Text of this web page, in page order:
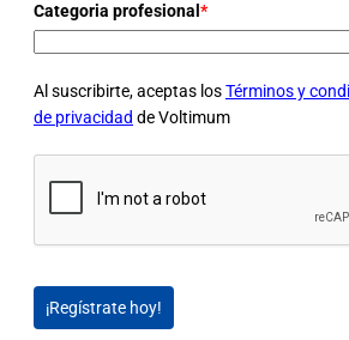
Categoria profesional *
Al suscribirte, aceptas losTérminos y
de privacidad de Voltimum
¡Regístrate hoy!